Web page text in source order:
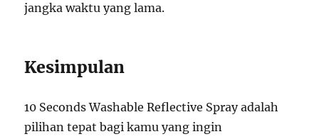
jangka waktu yang lama.
Kesimpulan
10 Seconds Washable Reflective Spray adalah
pilihan tepat bagi kamu yang ingin